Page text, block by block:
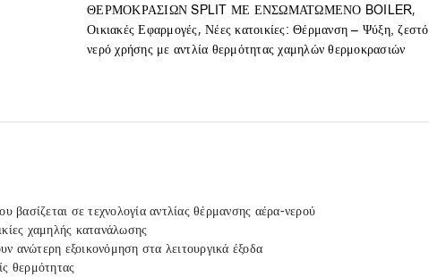
ΘΕΡΜΟΚΡΑΣΙΩΝ SPLIT ΜΕ ΕΝΣΩΜΑΤΩΜΕΝΟ BOILER,
Οικιακές Εφαρμογές, Νέες κατοικίες: Θέρμανση – Ψύξη, ζεστό
νερό χρήσης με αντλία θερμότητας χαμηλών θερμοκρασιών
σε τεχνολογία αντλίας θέρμανσης αέρα-νερού
χαμηλής κατανάλωσης
ανώτερη εξοικονόμηση στα λειτουργικά έξοδα
θερμότητας